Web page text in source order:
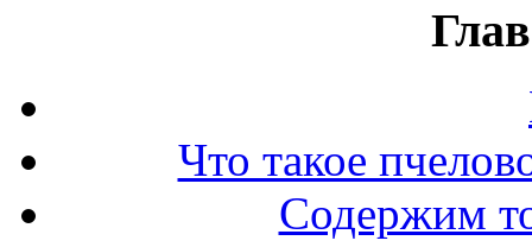
Что такое
Содержим